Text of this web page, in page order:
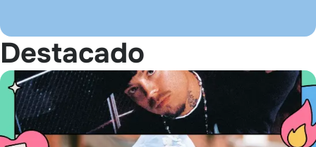
Destacado